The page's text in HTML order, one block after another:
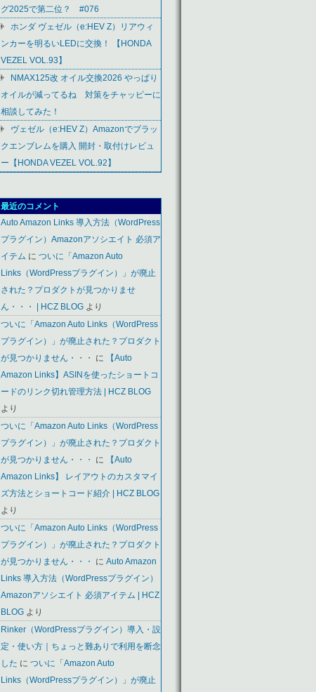
グ2025で第二位？ #076
ホンダ ヴェゼル（e:HEV Z）リアウィ
ンカーを明るいLEDに交換！ 【HONDA
VEZEL VOL.93】
NMAX125改 オイル交換2026 やっぱり
オイルが減ってるね 対策をチャッピーに
相談してみた！
ヴェゼル（e:HEV Z）Amazonでブラッ
クエンブレムを購入 開封・取付けレビュ
ー【HONDA VEZEL VOL.92】
最近のコメント
Auto Amazon Links 導入方法（WordPress
プラグイン）Amazonアソシエイト 必須ア
イテム に ついに「Amazon Auto
Links（WordPressプラグイン）」が廃止
された？プロダクトが見つかりませ
ん・・・ | HCZ BLOG より
ついに「Amazon Auto Links（WordPress
プラグイン）」が廃止された？プロダクト
が見つかりません・・・
に
【Auto
Amazon Links】ASINを使ったショートコ
ードのリンク切れ管理方法 | HCZ BLOG
より
ついに「Amazon Auto Links（WordPress
プラグイン）」が廃止された？プロダクト
が見つかりません・・・
に
【Auto
Amazon Links】 レイアウトのカスタマイ
ズ方法とショートコード紹介 | HCZ BLOG
より
ついに「Amazon Auto Links（WordPress
プラグイン）」が廃止された？プロダクト
が見つかりません・・・
に Auto Amazon
Links 導入方法（WordPressプラグイン）
Amazonアソシエイト 必須アイテム | HCZ
BLOG より
Rinker（WordPressプラグイン）導入・設
定・使い方｜ちょっと難ありで利用を断念
した に ついに「Amazon Auto
Links（WordPressプラグイン）」が廃止